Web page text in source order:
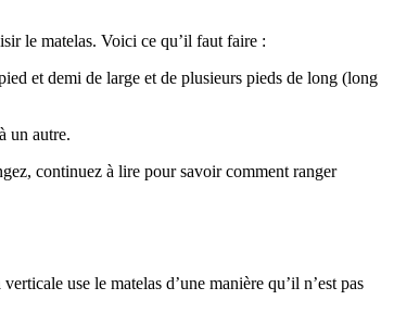
le matelas. Voici ce qu’il faut faire :
et demi de large et de plusieurs pieds de long (long
un autre.
continuez à lire pour savoir comment ranger
use le matelas d’une manière qu’il n’est pas